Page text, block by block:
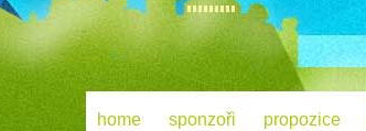
home sponzoři propozice